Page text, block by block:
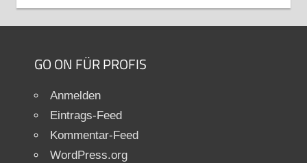
GO ON FÜR PROFIS
Anmelden
Eintrags-Feed
Kommentar-Feed
WordPress.org